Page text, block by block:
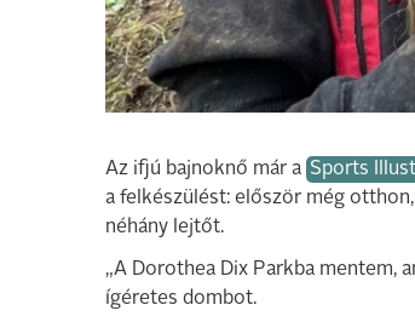
Az ifjú bajnoknő már a Sports
a felkészülést: először még
néhány lejtőt.
„A Dorothea Dix Parkba mentem,
ígéretes dombot.